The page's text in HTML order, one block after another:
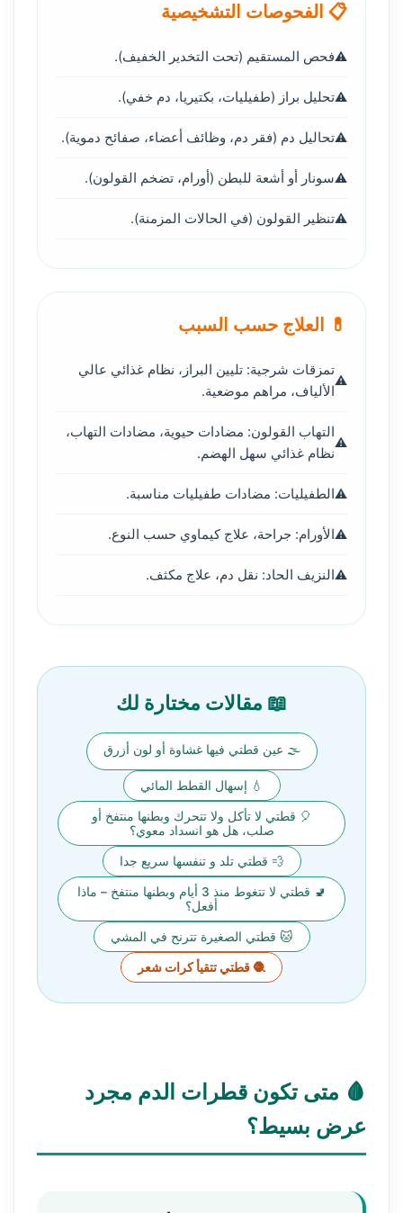
📋 الفحوصات التشخيصية
فحص المستقيم (تحت التخدير الخفيف).
تحليل براز (طفيليات، بكتيريا، دم خفي).
تحاليل دم (فقر دم، وظائف أعضاء، صفائح دموية).
سونار أو أشعة للبطن (أورام، تضخم القولون).
تنظير القولون (في الحالات المزمنة).
💊 العلاج حسب السبب
تمزقات شرجية: تليين البراز، نظام غذائي عالي
الألياف، مراهم موضعية.
التهاب القولون: مضادات حيوية، مضادات التهاب،
نظام غذائي سهل الهضم.
الطفيليات: مضادات طفيليات مناسبة.
الأورام: جراحة، علاج كيماوي حسب النوع.
النزيف الحاد: نقل دم، علاج مكثف.
📖 مقالات مختارة لك
🌫️ عين قطتي فيها غشاوة أو لون أزرق
💧 إسهال القطط المائي
🎈 قطتي لا تأكل ولا تتحرك وبطنها منتفخ أو
صلب، هل هو انسداد معوي؟
💨 قطتي تلد و تنفسها سريع جدا
🚽 قطتي لا تتغوط منذ 3 أيام وبطنها منتفخ – ماذا
أفعل؟
🐱 قطتي الصغيرة تترنح في المشي
🧶 قطتي تتقيأ كرات شعر
🩸 متى تكون قطرات الدم مجرد
عرض بسيط؟